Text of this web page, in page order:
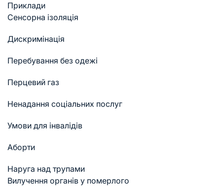
Приклади
Cенсорна ізоляція
Дискримінація
Перебування без одежі
Перцевий газ
Ненадання соціальних послуг
Умови для інвалідів
Аборти
Наруга над трупами
Вилучення органів у померлого